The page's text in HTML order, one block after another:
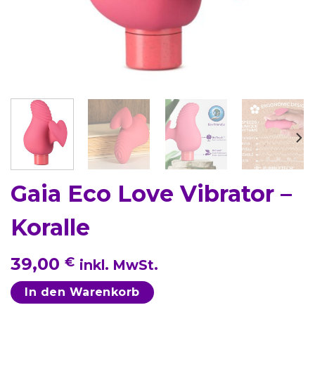
Gaia Eco Love Vibrator –
Koralle
39,00 € inkl. MwSt.
In den Warenkorb